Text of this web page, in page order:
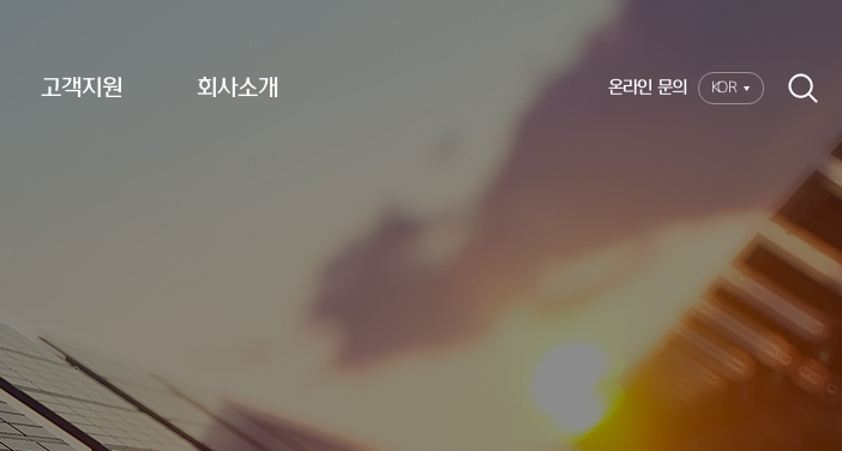
고객지원 회사소개 온라인 문의 KOR